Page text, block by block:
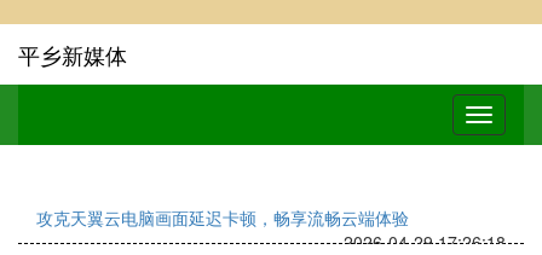
平乡新媒体
攻克天翼云电脑画面延迟卡顿，畅享流畅云端体验
2026-04-29 17:26:18